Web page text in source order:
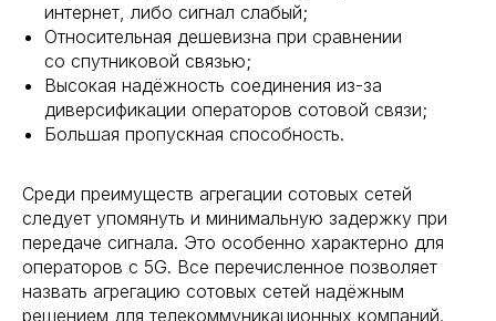
интернет, либо сигнал слабый;
Относительная дешевизна при сравнении
со спутниковой связью;
Высокая надёжность соединения из-за
диверсификации операторов сотовой связи;
Большая пропускная способность.
Среди преимуществ агрегации сотовых сетей
следует упомянуть и минимальную задержку при
передаче сигнала. Это особенно характерно для
операторов с 5G. Все перечисленное позволяет
назвать агрегацию сотовых сетей надёжным
решением для телекоммуникационных компаний.